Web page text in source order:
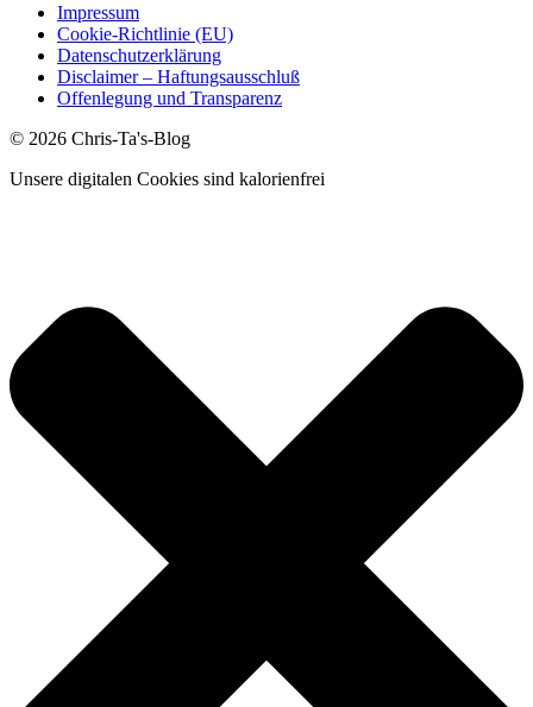
Impressum
Cookie-Richtlinie (EU)
Datenschutzerklärung
Disclaimer – Haftungsausschluß
Offenlegung und Transparenz
© 2026 Chris-Ta's-Blog
Unsere digitalen Cookies sind kalorienfrei